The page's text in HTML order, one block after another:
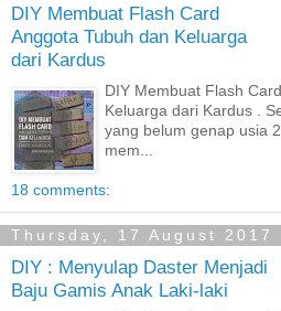
DIY Membuat Flash Card
Anggota Tubuh dan Keluarga
dari Kardus
DIY Membuat Flash
Keluarga dari Kardus .
yang belum genap usia
mem...
18 comments:
Thursday, 17 August 2017
DIY : Menyulap Daster Menjadi
Baju Gamis Anak Laki-laki